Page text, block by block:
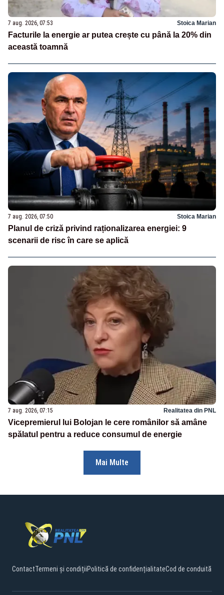
7 aug. 2026, 07:53 Stoica Marian
Facturile la energie ar putea crește cu până la 20% din
această toamnă
7 aug. 2026, 07:50 Stoica Marian
Planul de criză privind raționalizarea energiei: 9
scenarii de risc în care se aplică
7 aug. 2026, 07:15 Realitatea din PNL
Vicepremierul lui Bolojan le cere românilor să amâne
spălatul pentru a reduce consumul de energie
Mai Multe
ContactTermeni și condițiiPolitică de confidențialitateCod de conduită